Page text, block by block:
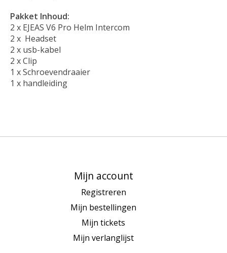
Pakket Inhoud:
2 x EJEAS V6 Pro Helm Intercom
2 x Headset
2 x usb-kabel
2 x Clip
1 x Schroevendraaier
1 x handleiding
Mijn account
Registreren
Mijn bestellingen
Mijn tickets
Mijn verlanglijst